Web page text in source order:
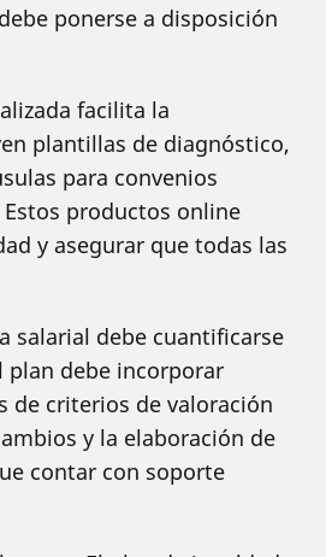
ponerse a disposición
facilita la
plantillas de diagnóstico,
para convenios
productos online
y asegurar que todas las
salarial debe cuantificarse
plan debe incorporar
de criterios de valoración
y la elaboración de
contar con soporte